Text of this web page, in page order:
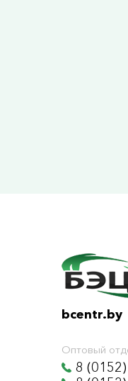
bcentr.by
Оптовый
8 (0152)